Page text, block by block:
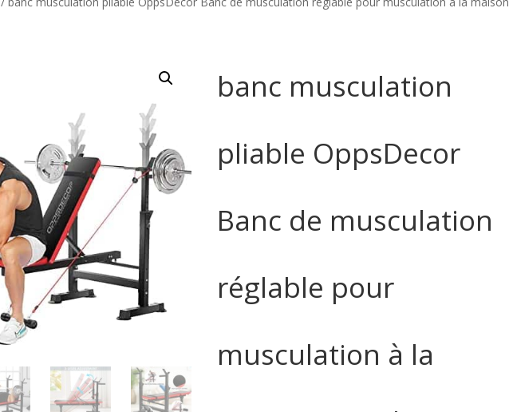
banc musculation
pliable OppsDecor
Banc de musculation
réglable pour
musculation à la